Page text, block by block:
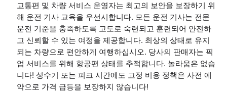
교통편 및 차량 서비스 운영자는 최고의 보안을 보장하기 위
해 운전 기사 교육을 우선시합니다. 모든 운전 기사는 전문
운전 기준을 충족하도록 고도로 숙련되고 훈련되어 안전하
고 신뢰할 수 있는 여정을 제공합니다. 최상의 상태로 유지
되는 차량으로 편안하게 여행하십시오. 당사의 판매자는 픽
업 서비스를 위해 항공편 상태를 추적합니다. 놀라움은 없습
니다! 성수기 또는 피크 시간에도 고정 비용 정책은 사전 예
약으로 가격 급등을 보장하지 않습니다!